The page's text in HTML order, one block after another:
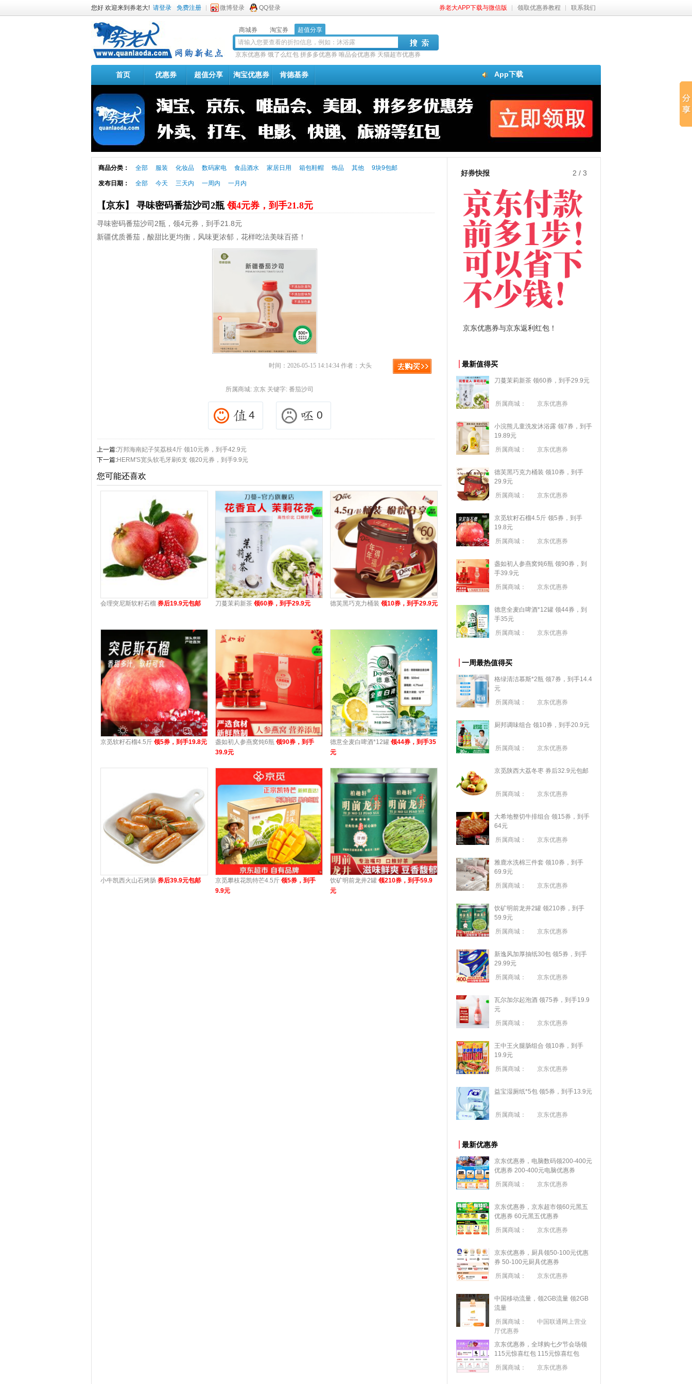
您好 欢迎来到券老大! 请登录 免费注册 微博登录 QQ登录 券老大APP下载与微信版 领取优惠券教程 联系我们
商城券 淘宝券 超值分享
京东优惠券 饿了么红包 拼多多优惠券 唯品会优惠券 天猫超市优惠券
App下载
首页 优惠券 超值分享 淘宝优惠券 肯德基券
商品分类： 全部 服装 化妆品 数码家电 食品酒水 家居日用 箱包鞋帽 饰品 其他 9块9包邮
发布日期： 全部 今天 三天内 一周内 一月内
【京东】 寻味密码番茄沙司2瓶领4元券，到手21.8元
寻味密码番茄沙司2瓶，领4元券，到手21.8元
新疆优质番茄，酸甜比更均衡，风味更浓郁，花样吃法美味百搭！
时间：2026-05-15 14:14:34 作者：大头
所属商城: 京东关键字: 番茄沙司
4 0
上一篇:万邦海南妃子笑荔枝4斤 领10元券，到手42.9元
下一篇:HERM'S宽头软毛牙刷6支 领20元券，到手9.9元
您可能还喜欢
会理突尼斯软籽石榴 券后19.9元包邮 刀蔓茉莉新茶 领60券，到手29.9元 德芙黑巧克力桶装 领10券，到手29.9元
京觅软籽石榴4.5斤 领5券，到手19.8元 盏如初人参燕窝炖6瓶 领90券，到手
39.9元
德意全麦白啤酒*12罐 领44券，到手35
元
小牛凯西火山石烤肠 券后39.9元包邮 京觅攀枝花凯特芒4.5斤 领5券，到手
9.9元
饮矿明前龙井2罐 领210券，到手59.9
元
好券快报 3 / 3
拼多多优惠券+拼多多返利 淘宝优惠券+淘宝返利 京东优惠券与京东返利红包！
最新值得买
刀蔓茉莉新茶 领60券，到手29.9元
所属商城： 京东优惠券
小浣熊儿童洗发沐浴露 领7券，到手
19.89元
所属商城：
京东优惠券
德芙黑巧克力桶装 领10券，到手
29.9元
所属商城：
京东优惠券
京觅软籽石榴4.5斤 领5券，到手
19.8元
所属商城：
京东优惠券
盏如初人参燕窝炖6瓶 领90券，到
手39.9元
所属商城：
京东优惠券
德意全麦白啤酒*12罐 领44券，到
手35元
所属商城：
京东优惠券
一周最热值得买
格绿清洁慕斯*2瓶 领7券，到手14.4
元
所属商城：
京东优惠券
厨邦调味组合 领10券，到手20.9元
所属商城： 京东优惠券
京觅陕西大荔冬枣 券后32.9元包邮
所属商城： 京东优惠券
大希地整切牛排组合 领15券，到手
64元
所属商城：
京东优惠券
雅鹿水洗棉三件套 领10券，到手
69.9元
所属商城：
京东优惠券
饮矿明前龙井2罐 领210券，到手
59.9元
所属商城：
京东优惠券
新逸风加厚抽纸30包 领5券，到手
29.99元
所属商城：
京东优惠券
瓦尔加尔起泡酒 领75券，到手19.9
元
所属商城：
京东优惠券
王中王火腿肠组合 领10券，到手
19.9元
所属商城：
京东优惠券
益宝湿厕纸*5包 领5券，到手13.9元
所属商城： 京东优惠券
最新优惠券
京东优惠券，电脑数码领200-400元
优惠券 200-400元电脑优惠券
所属商城：
京东优惠券
京东优惠券，京东超市领60元黑五
优惠券 60元黑五优惠券
所属商城：
京东优惠券
京东优惠券，厨具领50-100元优惠
券 50-100元厨具优惠券
所属商城：
京东优惠券
中国移动流量，领2GB流量 领2GB
流量
所属商城：
中国联通网上营业
厅优惠券
京东优惠券，全球购七夕节会场领
115元惊喜红包 115元惊喜红包
所属商城：
京东优惠券